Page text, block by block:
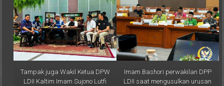
Tampak juga Wakil Ketua DPW
LDII Kaltim Imam Sujono Lutfi
Imam Bashori perwakilan DPP
LDII saat mengusulkan urusan